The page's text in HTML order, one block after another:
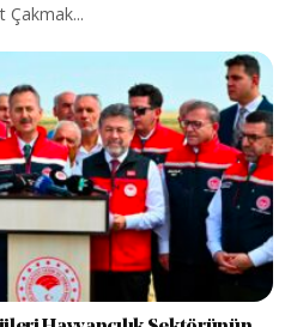
Çakmak...